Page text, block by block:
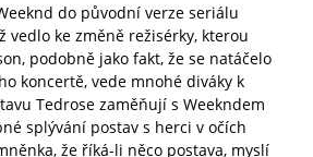
do původní verze seriálu
vedlo ke změně režisérky, kterou
podobně jako fakt, že se natáčelo
koncertě, vede mnohé diváky k
Tedrose zaměňují s Weekndem
splývání postav s herci v očích
že říká-li něco postava, myslí